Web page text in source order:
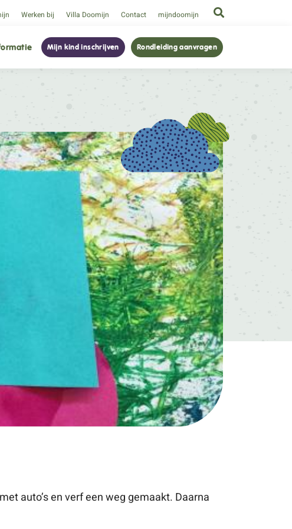
Werken bij Villa Doomijn Contact mijndoomijn
Mijn kind inschrijven Rondleiding aanvragen
auto’s en verf een weg gemaakt. Daarna